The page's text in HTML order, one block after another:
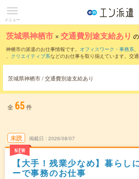
メニュー
茨城県神栖市 ×交通費別途支給あり
神栖市の派遣のお仕事情報です。 オフィスワーク・事務系、
、 クリエイティブ系などのお仕事を取り揃えています。交
茨城県神栖市 / 交通費別途支給あり
全 65件
未読
NEW
掲載日 2026/08/07
【大手！残業少なめ】暮らし
ーで事務のお仕事